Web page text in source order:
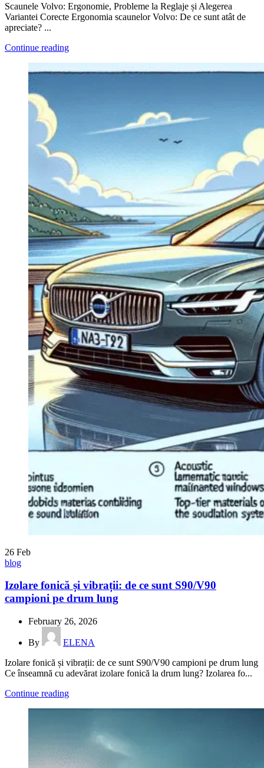
Scaunele Volvo: Ergonomie, Probleme la Reglaje și Alegerea
Variantei Corecte Ergonomia scaunelor Volvo: De ce sunt atât de
apreciate? ...
Continue reading
26 Feb
blog
Izolare fonică și vibrații: de ce sunt S90/V90
campioni pe drum lung
February 26, 2026
By
ELENA
Izolare fonică și vibrații: de ce sunt S90/V90 campioni pe drum lung
Ce înseamnă cu adevărat izolare fonică la drum lung? Izolarea fo...
Continue reading